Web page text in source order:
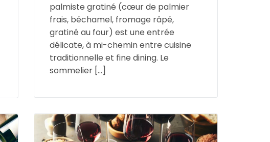
palmiste gratiné (cœur de palmier
frais, béchamel, fromage râpé,
gratiné au four) est une entrée
délicate, à mi-chemin entre cuisine
traditionnelle et fine dining. Le
sommelier […]